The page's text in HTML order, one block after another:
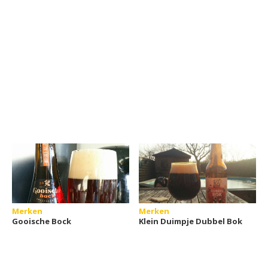
Merken
Gooische Bock
Merken
Klein Duimpje Dubbel Bok